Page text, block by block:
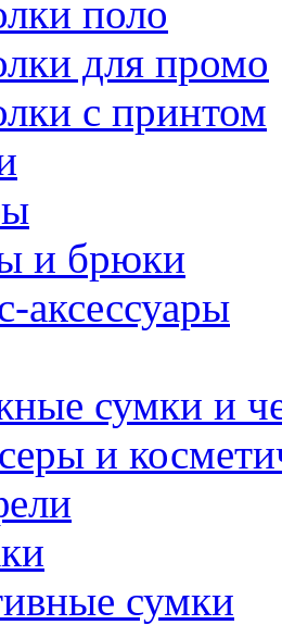
поло
для промо
с принтом
и брюки
аксессуары
сумки и
и
сумки